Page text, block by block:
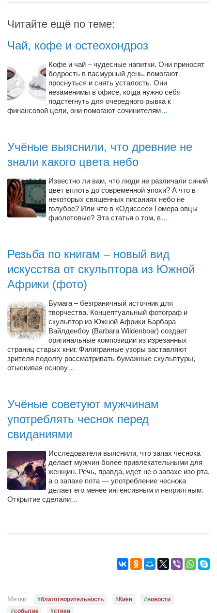
Владимир Айзенберг
Игорь Добровольский
Оксана Скоробагатская
Александра Скорук
Евгений Полюхович
Здоровье
Врач психиатр–нарколог Анплеев А.Б.
Косметологическое отделение КП Сумская
городская клиническая больница №4
Оптика — Медтехника
Кафе, клубы, рестораны
«Винегрет» — демократичный ресторан
«ЧАЙ — КАВА» магазин — кафе
Магазины
«CYCLE GARAGE» — магазин велосипедов
«Книголюб» — супермаркет
Багетный двор
МАГАЗИН СТИХОВ НА ЗАКАЗ
«Траверс» — экипировочный центр
Журналисты
Александр Кугук
Музыканты
Евгений Касьяненко
Читайте ещё по теме:
Чай, кофе и остеохондроз
Кофе и чай – чудесные напитки. Они приносят
бодрость в пасмурный день, помогают
проснуться и снять усталость. Они
незаменимы в офисе, когда нужно себя
подстегнуть для очередного рывка к
финансовой цели, они помогают сочинителям…
Учёные выяснили, что древние не
знали какого цвета небо
Известно ли вам, что люди не различали синий
цвет вплоть до современной эпохи? А что в
некоторых священных писаниях небо не
голубое? Или что в «Одиссее» Гомера овцы
фиолетовые? Эта статья о том, в…
Резьба по книгам – новый вид
искусства от скульптора из Южной
Африки (фото)
Бумага – безграничный источник для
творчества. Концептуальный фотограф и
скульптор из Южной Африки Барбара
Вайлденбоу (Barbara Wildenboar) создает
оригинальные композиции из изрезанных
страниц старых книг. Филигранные узоры заставляют
зрителя подолгу рассматривать бумажные скульптуры,
отыскивая основу…
Учёные советуют мужчинам
употреблять чеснок перед
свиданиями
Исследователи выяснили, что запах чеснока
делает мужчин более привлекательными для
женщин. Речь, правда, идет не о запахе изо рта,
а о запахе пота — употребление чеснока
делает его менее интенсивным и неприятным.
Открытие сделали…
Метки: благотворительность Киев
новости
событие
стихи